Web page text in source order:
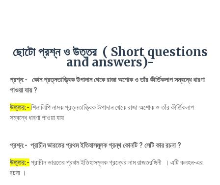
ছোটো প্রশ্ন ও উত্তর ( Short questions
and answers)-
প্রশ্ন:- কোন প্রত্নতাত্ত্বিক উপাদান থেকে রাজা অশোক ও তাঁর কীর্তিকলাপ সম্বন্ধে ধারণা
পাওয়া যায় ?
উত্তর:- শিলালিপি নামক প্রত্নতাত্ত্বিক উপাদান থেকে রাজা অশোক ও তাঁর কীর্তিকলাপ
সম্বন্ধে ধারণা পাওয়া যায়
প্রশ্ন:- প্রাচীন ভারতের প্রথম ইতিহাসমূলক গ্রন্থ কোনটি ? সেটি কার রচনা ?
উত্তর:- প্রাচীন ভারতের প্রথম ইতিহাসমূলক গ্রন্থের নাম রাজতরঙ্গিনী । এটি কলহন-এর
রচনা ।